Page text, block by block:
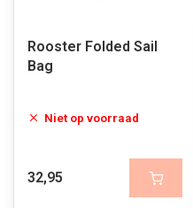
Rooster Folded Sail
Bag
Niet op voorraad
32,95